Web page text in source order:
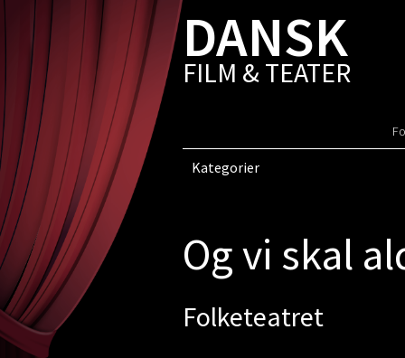
DANSK
FILM & TEATER
Kategorier
Og vi skal
Folketeatret